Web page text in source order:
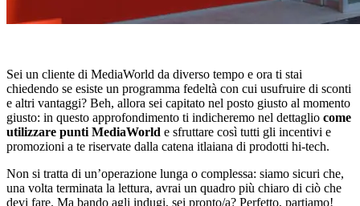
Sei un cliente di MediaWorld da diverso tempo e ora ti stai
chiedendo se esiste un programma fedeltà con cui usufruire di sconti
e altri vantaggi? Beh, allora sei capitato nel posto giusto al momento
giusto: in questo approfondimento ti indicheremo nel dettaglio come
utilizzare punti MediaWorld e sfruttare così tutti gli incentivi e
promozioni a te riservate dalla catena itlaiana di prodotti hi-tech.
Non si tratta di un’operazione lunga o complessa: siamo sicuri che,
una volta terminata la lettura, avrai un quadro più chiaro di ciò che
devi fare. Ma bando agli indugi, sei pronto/a? Perfetto, partiamo!